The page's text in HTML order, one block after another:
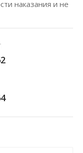
наказания и не